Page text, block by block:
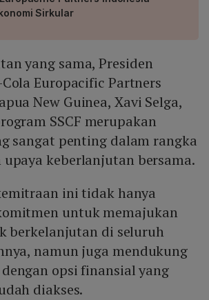
Sirkular
yang sama, Presiden
Europacific Partners
New Guinea, Xavi Selga,
SSCF merupakan
sangat penting dalam rangka
keberlanjutan bersama.
ini tidak hanya
untuk memajukan
berkelanjutan di seluruh
namun juga mendukung
opsi finansial yang
diakses.